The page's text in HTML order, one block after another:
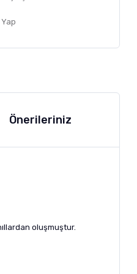
Önerileriniz
oluşmuştur.